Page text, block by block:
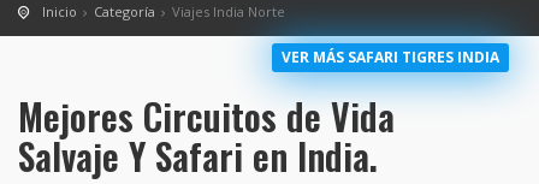
Inicio Categoría Viajes India Norte
VER MÁS SAFARI TIGRES INDIA
Mejores Circuitos de Vida
Salvaje Y Safari en India.